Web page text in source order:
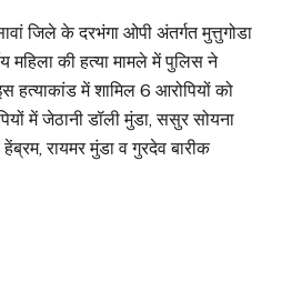
जिले के दरभंगा ओपी अंतर्गत मुत्तुगोडा
महिला की हत्या मामले में पुलिस ने
हत्याकांड में शामिल 6 आरोपियों को
में जेठानी डॉली मुंडा, ससुर सोयना
रायमर मुंडा व गुरदेव बारीक